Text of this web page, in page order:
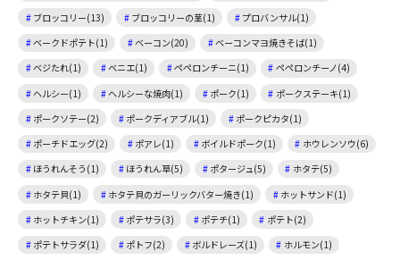
ブロッコリー(13)
ブロッコリーの茎(1)
プロバンサル(1)
ベークドポテト(1)
ベーコン(20)
ベーコンマヨ焼きそば(1)
ベジたれ(1)
ベニエ(1) ペペロンチーニ(1)
ペペロンチーノ(4)
ヘルシー(1)
ヘルシーな焼肉(1) ポーク(1)
ポークステーキ(1)
ポークソテー(2)
ポークディアブル(1)
ポークピカタ(1)
ポーチドエッグ(2)
ポアレ(1) ボイルドポーク(1)
ホウレンソウ(6)
ほうれんそう(1)
ほうれん草(5) ポタージュ(5)
ホタテ(5)
ホタテ貝(1)
ホタテ貝のガーリックバター焼き(1)
ホットサンド(1)
ホットチキン(1)
ポテサラ(3) ポテチ(1)
ポテト(2)
ポテトサラダ(1)
ポトフ(2) ボルドレーズ(1)
ホルモン(1)